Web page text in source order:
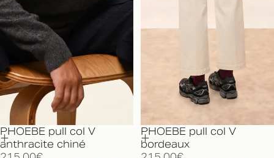
PHOEBE pull col V
anthracite chiné
PHOEBE pull col V
bordeaux